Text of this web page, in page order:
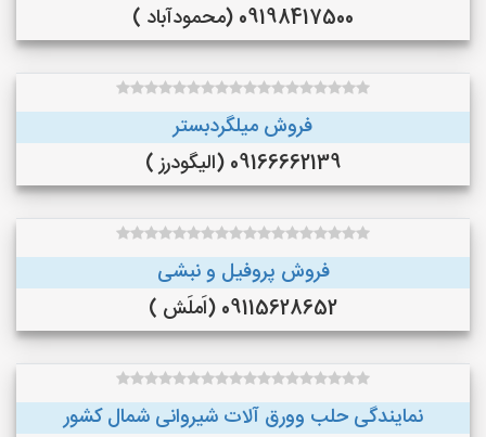
09198417500 (محمودآباد )
فروش میلگردبستر
09166662139 (الیگودرز )
فروش پروفیل و نبشی
09115628652 (اَملَش )
نمایندگی حلب وورق آلات شیروانی شمال کشور